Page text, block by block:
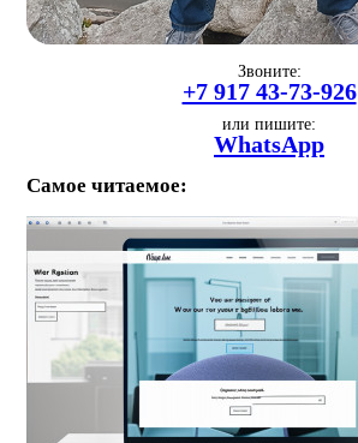
Звоните:
+7 917 43-73-926
или пишите:
WhatsApp
Самое читаемое: